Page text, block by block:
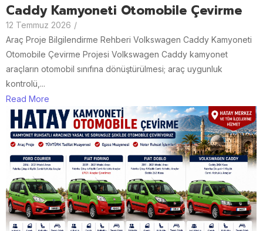
Caddy Kamyoneti Otomobile Çevirme
12 Temmuz 2026 /
Araç Proje Bilgilendirme Rehberi Volkswagen Caddy Kamyoneti
Otomobile Çevirme Projesi Volkswagen Caddy kamyonet
araçların otomobil sınıfına dönüştürülmesi; araç uygunluk
kontrolü,...
Read More